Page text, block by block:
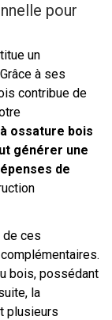
pour
un
à ses
contribue de
ossature bois
générer une
de
de ces
bois, possédant
la
plusieurs